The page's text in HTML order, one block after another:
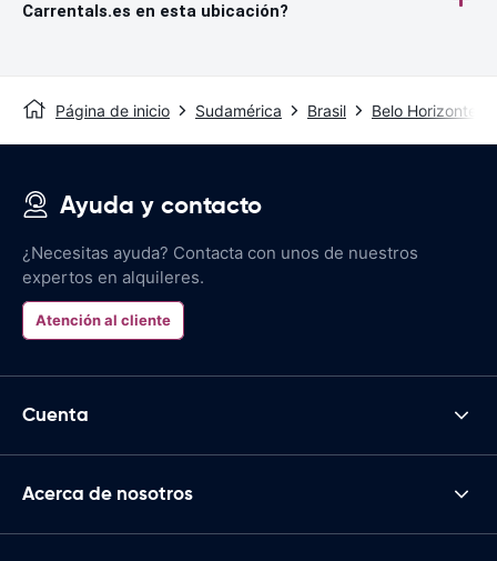
Carrentals.es en esta ubicación?
Página de inicio Sudamérica Brasil Belo Horizonte
Ayuda y contacto
¿Necesitas ayuda? Contacta con unos de nuestros
expertos en alquileres.
Atención al cliente
Cuenta
Acerca de nosotros